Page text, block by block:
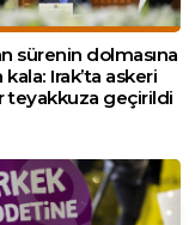
sürenin dolmasına
Irak’ta askeri
teyakkuza geçirildi